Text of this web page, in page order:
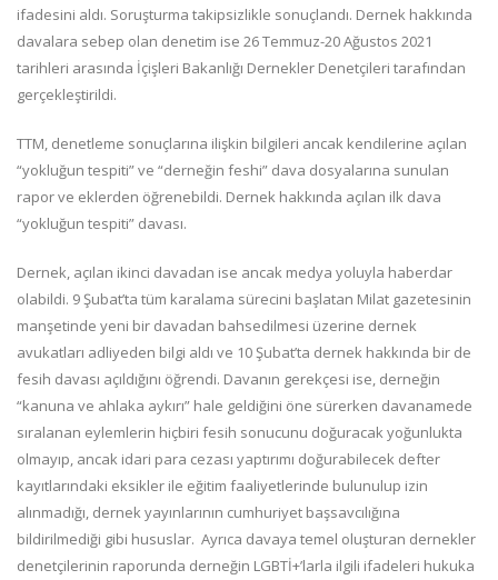
ifadesini aldı. Soruşturma takipsizlikle sonuçlandı. Dernek hakkında
davalara sebep olan denetim ise 26 Temmuz-20 Ağustos 2021
tarihleri arasında İçişleri Bakanlığı Dernekler Denetçileri tarafından
gerçekleştirildi.
TTM, denetleme sonuçlarına ilişkin bilgileri ancak kendilerine açılan
“yokluğun tespiti” ve “derneğin feshi” dava dosyalarına sunulan
rapor ve eklerden öğrenebildi. Dernek hakkında açılan ilk dava
“yokluğun tespiti” davası.
Dernek, açılan ikinci davadan ise ancak medya yoluyla haberdar
olabildi. 9 Şubat’ta tüm karalama sürecini başlatan Milat gazetesinin
manşetinde yeni bir davadan bahsedilmesi üzerine dernek
avukatları adliyeden bilgi aldı ve 10 Şubat’ta dernek hakkında bir de
fesih davası açıldığını öğrendi. Davanın gerekçesi ise, derneğin
“kanuna ve ahlaka aykırı” hale geldiğini öne sürerken davanamede
sıralanan eylemlerin hiçbiri fesih sonucunu doğuracak yoğunlukta
olmayıp, ancak idari para cezası yaptırımı doğurabilecek defter
kayıtlarındaki eksikler ile eğitim faaliyetlerinde bulunulup izin
alınmadığı, dernek yayınlarının cumhuriyet başsavcılığına
bildirilmediği gibi hususlar. Ayrıca davaya temel oluşturan dernekler
denetçilerinin raporunda derneğin LGBTİ+’larla ilgili ifadeleri hukuka